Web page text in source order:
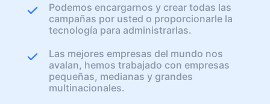
Podemos encargarnos y crear todas las
campañas por usted o proporcionarle la
tecnología para administrarlas.
Las mejores empresas del mundo nos
avalan, hemos trabajado con empresas
pequeñas, medianas y grandes
multinacionales.